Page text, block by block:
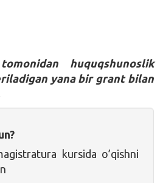
huquqshunoslik
yana bir grant bilan
kursida o’qishni